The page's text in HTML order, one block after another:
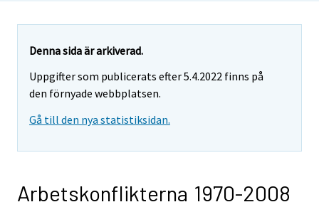
Denna sida är arkiverad.
Uppgifter som publicerats efter 5.4.2022 finns på
den förnyade webbplatsen.
Gå till den nya statistiksidan.
Arbetskonflikterna 1970-2008